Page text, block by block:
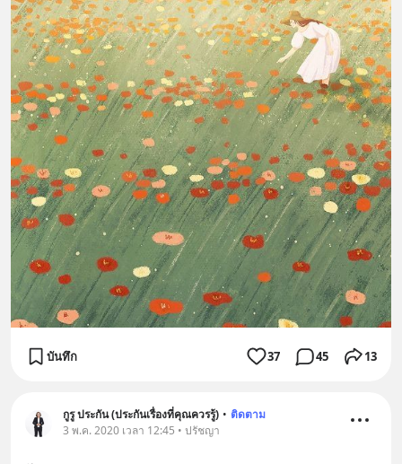
บันทึก 37 45 13
กูรู ประกัน (ประกันเรื่องที่คุณควรรู้) • ติดตาม
3 พ.ค. 2020 เวลา 12:45 • ปรัชญา